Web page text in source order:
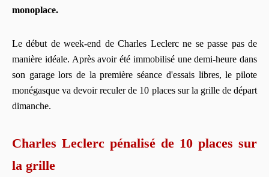
monoplace.
Le début de week-end de Charles Leclerc ne se passe pas de
manière idéale. Après avoir été immobilisé une demi-heure dans
son garage lors de la première séance d'essais libres, le pilote
monégasque va devoir reculer de 10 places sur la grille de départ
dimanche.
Charles Leclerc pénalisé de 10 places sur
la grille